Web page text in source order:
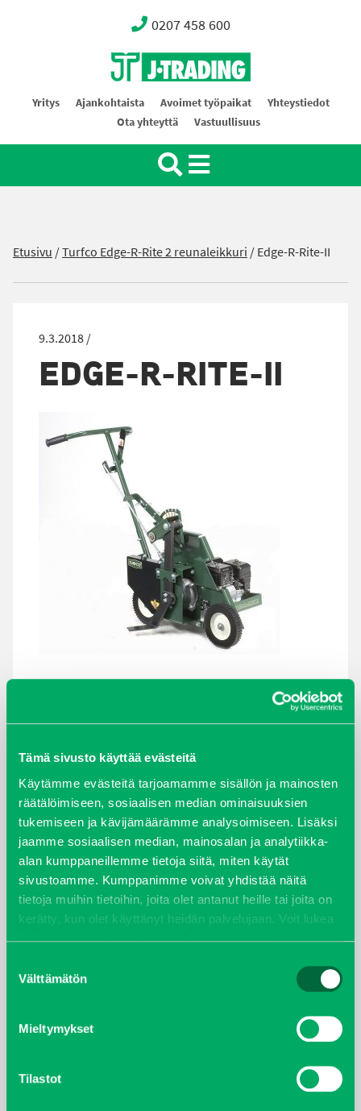
Tämä sivusto käyttää evästeitä
Käytämme evästeitä tarjoamamme sisällön ja mainosten
räätälöimiseen, sosiaalisen median ominaisuuksien
tukemiseen ja kävijämäärämme analysoimiseen. Lisäksi
jaamme sosiaalisen median, mainosalan ja analytiikka-
alan kumppaneillemme tietoja siitä, miten käytät
sivustoamme. Kumppanimme voivat yhdistää näitä
tietoja muihin tietoihin, joita olet antanut heille tai joita on
kerätty, kun olet käyttänyt heidän palvelujaan. Voit lukea
lisää evästeistä sekä muuttaa hyväksyntääsievästeet
valinta
Välttämätön
Mieltymykset
Tilastot
0207 458 600
Oy J-Trading Ab
Yritys Ajankohtaista Avoimet työpaikat
Yhteystiedot
Ota yhteyttä
Vastuullisuus
Etusivu /Turfco Edge-R-Rite 2 reunaleikkuri /Edge-R-Rite-II
9.3.2018 /
EDGE-R-RITE-II
elokuu 2024
syyskuu 2023
joulukuu 2022
huhtikuu 2022
helmikuu 2022
joulukuu 2021
lokakuu 2021